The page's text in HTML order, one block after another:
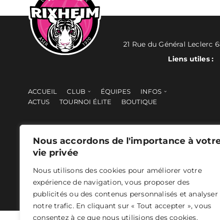
Nous accordons de l'importance à
vie privée
Nous utilisons des cookies pour améliorer votre
expérience de navigation, vous proposer des
publicités ou des contenus personnalisés et analyser
notre trafic. En cliquant sur « Tout accepter », vous
consentez à ce que nous utilisions des cookies.
21 Rue du Général Leclerc
Liens utiles :
ACCUEIL CLUB ÉQUIPES
INFOS
ACTUS
TOURNOI ÉLITE BOUTIQUE
ASER 2024 - Tous droits réservés -Mentions légales-